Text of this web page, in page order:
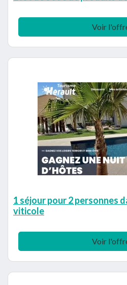
Voir
1 séjour pour 2 personnes
viticole
Voir